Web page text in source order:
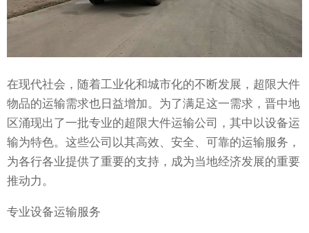
在现代社会，随着工业化和城市化的不断发展，超限大件
物品的运输需求也日益增加。为了满足这一需求，晋中地
区涌现出了一批专业的超限大件运输公司，其中以设备运
输为特色。这些公司以其高效、安全、可靠的运输服务，
为各行各业提供了重要的支持，成为当地经济发展的重要
推动力。
专业设备运输服务